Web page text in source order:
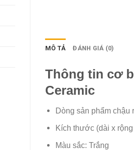
MÔ TẢ ĐÁNH GIÁ (0)
Thông tin cơ
Ceramic
Dòng sản phẩm
Kích thước (dài x
Màu sắc: Trắng​